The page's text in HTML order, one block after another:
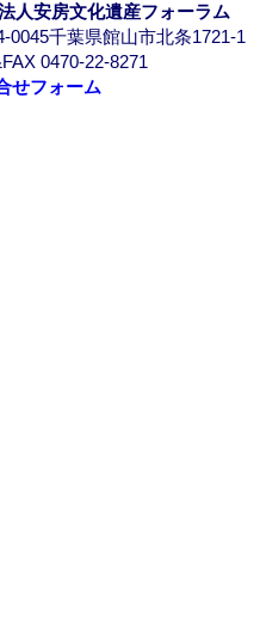
人安房文化遺産フォーラム
0045千葉県館山市北条1721-1
0470-22-8271
せフォーム